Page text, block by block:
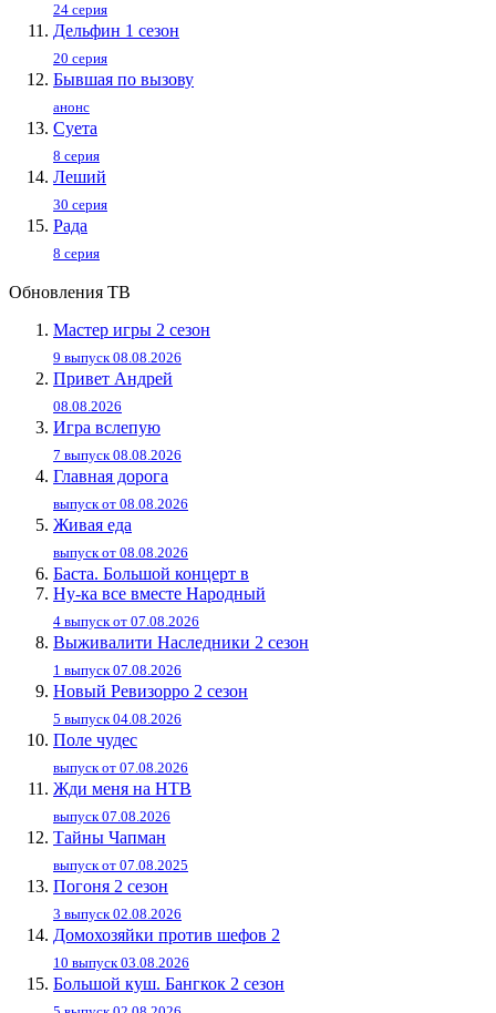
24 серия
Дельфин 1 сезон
20 серия
Бывшая по вызову
анонс
Суета
8 серия
Леший
30 серия
Рада
8 серия
Обновления ТВ
Мастер игры 2 сезон
9 выпуск 08.08.2026
Привет Андpей
08.08.2026
Игра вслепую
7 выпуск 08.08.2026
Главная дорога
выпуск от 08.08.2026
Живaя eдa
выпуск от 08.08.2026
Баста. Большой концерт в
Ну-ка все вместе Народный
4 выпуск от 07.08.2026
Выживалити Наследники 2 сезон
1 выпуск 07.08.2026
Новый Ревизорро 2 сезон
5 выпуск 04.08.2026
Поле чудес
выпуск от 07.08.2026
Жди меня на НТВ
выпуск 07.08.2026
Тайны Чапман
выпуск от 07.08.2025
Погоня 2 сезон
3 выпуск 02.08.2026
Домохозяйки против шефов 2
10 выпуск 03.08.2026
Большой куш. Бангкок 2 сезон